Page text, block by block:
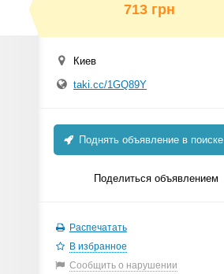
713 грн
Киев
taki.cc/1GQ89Y
Поднять объявление в поиске
Поделиться объявлением
Распечатать
В избранное
Сообщить о нарушении